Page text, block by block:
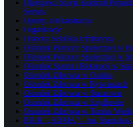
Okręgowa Stacja Kontroli
Serwis
Opony, wulkanizacja
Organizacje
Osiecka Szkółka Jeździecka
Ośrodek Pomocy Społecznej w
Ośrodek Pomocy Społecznej w
Ośrodek Sportu i Rekreacji w
Ośrodek Zdrowia w Osieku
Ośrodek Zdrowia w Rytwianach
Ośrodek Zdrowia w Staszowie
Ośrodek Zdrowia w Szydłowie
Ośrodek Zdrowia w Tursku
P.B.H. „ADMA” – bis,